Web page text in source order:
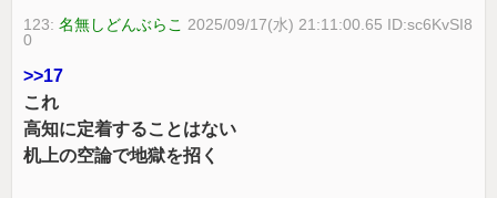
123:名無しどんぶらこ 2025/09/17(水) 21:11:00.65 ID:sc6KvSI8
0
>>17
これ
高知に定着することはない
机上の空論で地獄を招く